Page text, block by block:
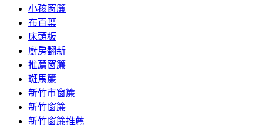
小孩窗簾
布百葉
床頭板
廚房翻新
推薦窗簾
斑馬簾
新竹市窗簾
新竹窗簾
新竹窗簾推薦